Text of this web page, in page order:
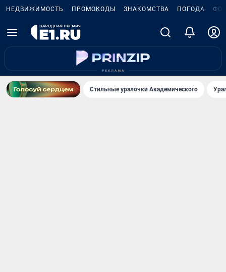
НЕДВИЖИМОСТЬ ПРОМОКОДЫ ЗНАКОМСТВА ПОГОДА
Стильные уралочки Академического